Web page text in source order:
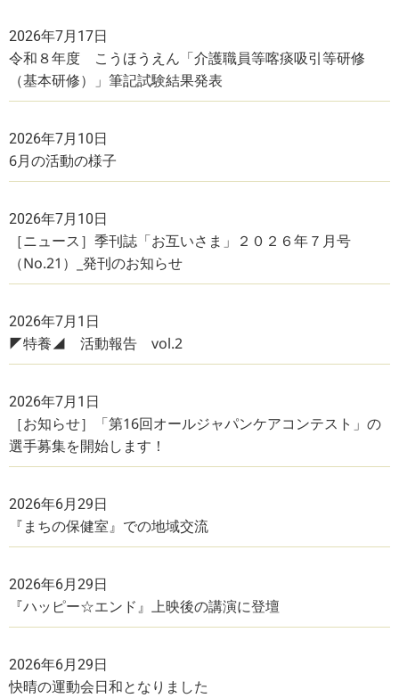
2026年7月17日
令和８年度 こうほうえん「介護職員等喀痰吸引等研修
（基本研修）」筆記試験結果発表
2026年7月10日
6月の活動の様子
2026年7月10日
［ニュース］季刊誌「お互いさま」２０２６年７月号
（No.21）_発刊のお知らせ
2026年7月1日
◤特養◢ 活動報告 vol.2
2026年7月1日
［お知らせ］「第16回オールジャパンケアコンテスト」の
選手募集を開始します！
2026年6月29日
『まちの保健室』での地域交流
2026年6月29日
『ハッピー☆エンド』上映後の講演に登壇
2026年6月29日
快晴の運動会日和となりました